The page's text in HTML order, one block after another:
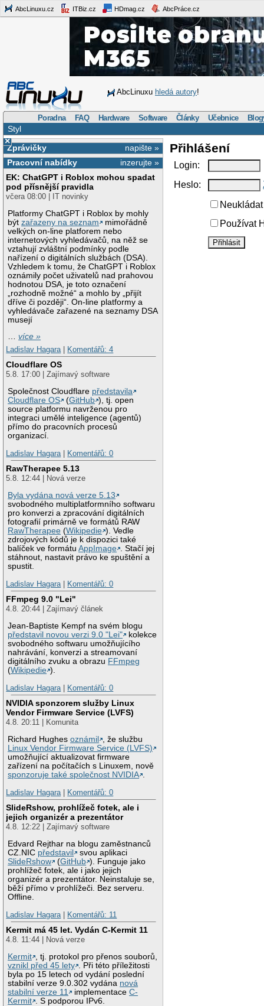
AbcLinuxu.cz ITBiz.cz HDmag.cz AbcPráce.cz
AbcLinuxu hledá autory!
Poradna FAQ Hardware Software Články Učebnice
Styl
×
napište »
Zprávičky
inzerujte »
Pracovní nabídky
EK: ChatGPT i Roblox mohou spadat
pod přísnější pravidla
včera 08:00 | IT novinky
Platformy ChatGPT i Roblox by mohly
býtzařazeny na seznam
mimořádně
velkých on-line platforem nebo
internetových vyhledávačů, na něž se
vztahují zvláštní podmínky podle
nařízení o digitálních službách (DSA).
Vzhledem k tomu, že ChatGPT i Roblox
oznámily počet uživatelů nad prahovou
hodnotou DSA, je toto označení
„rozhodně možné“ a mohlo by „přijít
dříve či později“. On-line platformy a
vyhledávače zařazené na seznamy DSA
musejí
…více »
Ladislav Hagara
Komentářů: 4
Cloudflare OS
5.8. 17:00 | Zajímavý software
Společnost Cloudflare představila
Cloudflare OS
(GitHub ), tj. open
source platformu navrženou pro
integraci umělé inteligence (agentů)
přímo do pracovních procesů
organizací.
Ladislav Hagara
Komentářů: 0
RawTherapee 5.13
5.8. 12:44 | Nová verze
Byla vydána nová verze 5.13
svobodného multiplatformního softwaru
pro konverzi a zpracování digitálních
fotografií primárně ve formátů RAW
RawTherapee (Wikipedie ). Vedle
zdrojových kódů je k dispozici také
balíček ve formátuAppImage . Stačí jej
stáhnout, nastavit právo ke spuštění a
spustit.
Ladislav Hagara
Komentářů: 0
FFmpeg 9.0 "Lei"
4.8. 20:44 | Zajímavý článek
Jean-Baptiste Kempf na svém blogu
představil novou verzi 9.0 "Lei"
kolekce
svobodného softwaru umožňujícího
nahrávání, konverzi a streamovaní
digitálního zvuku a obrazu FFmpeg
(Wikipedie ).
Ladislav Hagara
Komentářů: 0
NVIDIA sponzorem služby Linux
Vendor Firmware Service (LVFS)
4.8. 20:11 | Komunita
Richard Hughesoznámil
, že službu
Linux Vendor Firmware Service (LVFS)
umožňující aktualizovat firmware
zařízení na počítačích s Linuxem, nově
sponzoruje také společnost NVIDIA .
Ladislav Hagara | Komentářů: 0
SlideRshow, prohlížeč fotek, ale i
jejich organizér a prezentátor
4.8. 12:22 | Zajímavý software
Edvard Rejthar na blogu zaměstnanců
CZ.NIC představil
svou aplikaci
SlideRshow
(GitHub ). Funguje jako
prohlížeč fotek, ale i jako jejich
organizér a prezentátor. Neinstaluje se,
běží přímo v prohlížeči. Bez serveru.
Offline.
Ladislav Hagara | Komentářů: 11
Kermit má 45 let. Vydán C-Kermit 11
4.8. 11:44 | Nová verze
Kermit , tj. protokol pro přenos souborů,
vznikl před 45 lety . Při této příležitosti
byla po 15 letech od vydání poslední
stabilní verze 9.0.302 vydána nová
stabilní verze 11
implementaceC-
Kermit . S podporou IPv6.
Přihlášení
Login:
Heslo:
Používat